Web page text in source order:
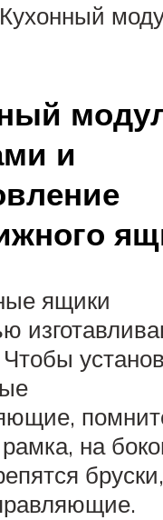
и
ящики
на